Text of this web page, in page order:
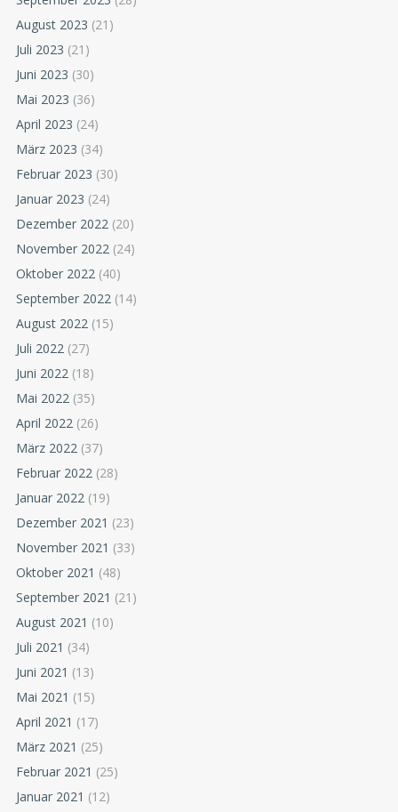
August 2023 (21)
Juli 2023 (21)
Juni 2023 (30)
Mai 2023 (36)
April 2023 (24)
März 2023 (34)
Februar 2023 (30)
Januar 2023 (24)
Dezember 2022 (20)
November 2022 (24)
Oktober 2022 (40)
September 2022 (14)
August 2022 (15)
Juli 2022 (27)
Juni 2022 (18)
Mai 2022 (35)
April 2022 (26)
März 2022 (37)
Februar 2022 (28)
Januar 2022 (19)
Dezember 2021 (23)
November 2021 (33)
Oktober 2021 (48)
September 2021 (21)
August 2021 (10)
Juli 2021 (34)
Juni 2021 (13)
Mai 2021 (15)
April 2021 (17)
März 2021 (25)
Februar 2021 (25)
Januar 2021 (12)